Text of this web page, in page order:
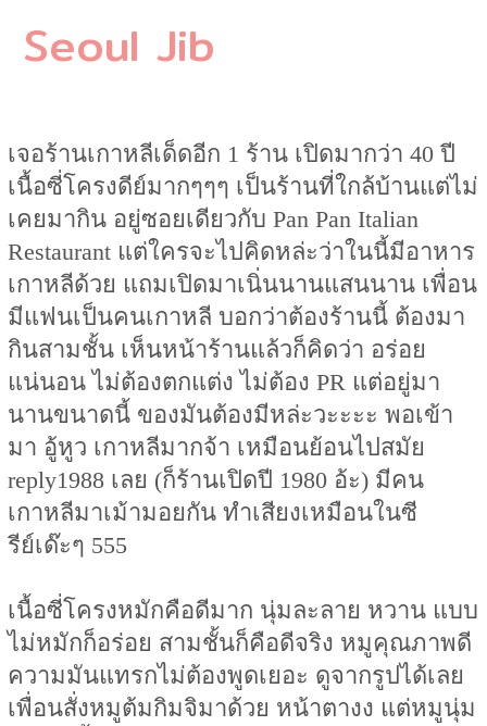
Seoul Jib
เจอร้านเกาหลีเด็ดอีก 1 ร้าน เปิดมากว่า 40 ปี
เนื้อซี่โครงดีย์มากๆๆๆ เป็นร้านที่ใกล้บ้านแต่ไม่
เคยมากิน อยู่ซอยเดียวกับ Pan Pan Italian
Restaurant แต่ใครจะไปคิดหล่ะว่าในนี้มีอาหาร
เกาหลีด้วย แถมเปิดมาเนิ่นนานแสนนาน เพื่อน
มีแฟนเป็นคนเกาหลี บอกว่าต้องร้านนี้ ต้องมา
กินสามชั้น เห็นหน้าร้านแล้วก็คิดว่า อร่อย
แน่นอน ไม่ต้องตกแต่ง ไม่ต้อง PR แต่อยู่มา
นานขนาดนี้ ของมันต้องมีหล่ะวะะะะ พอเข้า
มา อู้หูว เกาหลีมากจ้า เหมือนย้อนไปสมัย
reply1988 เลย (ก็ร้านเปิดปี 1980 อ้ะ) มีคน
เกาหลีมาเม้ามอยกัน ทำเสียงเหมือนในซี
รีย์เด๊ะๆ 555
เนื้อซี่โครงหมักคือดีมาก นุ่มละลาย หวาน แบบ
ไม่หมักก็อร่อย สามชั้นก็คือดีจริง หมูคุณภาพดี
ความมันแทรกไม่ต้องพูดเยอะ ดูจากรูปได้เลย
เพื่อนสั่งหมูต้มกิมจิมาด้วย หน้าตางง แต่หมูนุ่ม